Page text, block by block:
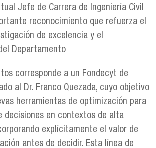
Jefe de Carrera de Ingeniería Civil
reconocimiento que refuerza el
de excelencia y el
Departamento
corresponde a un Fondecyt de
al Dr. Franco Quezada, cuyo objetivo
herramientas de optimización para
decisiones en contextos de alta
explícitamente el valor de
antes de decidir. Esta línea de